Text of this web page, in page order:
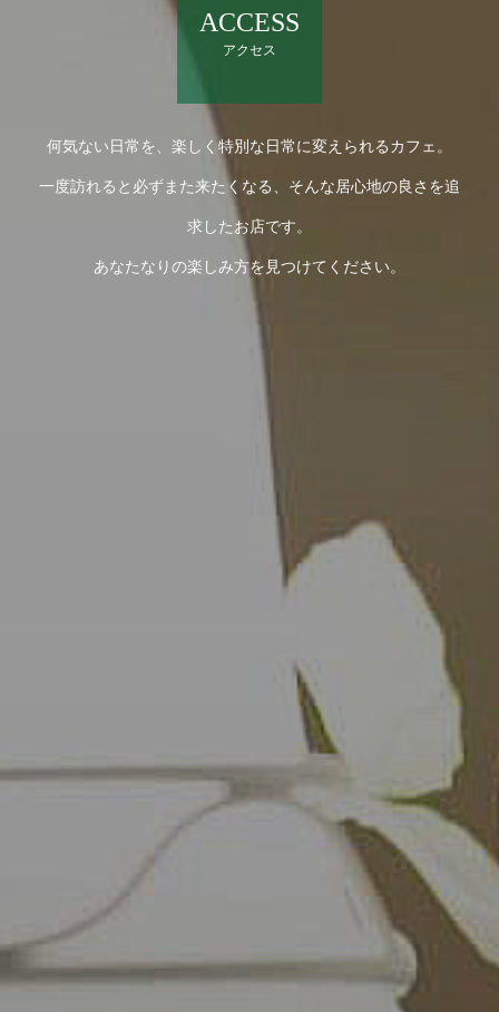
ACCESS
アクセス
何気ない日常を、楽しく特別な日常に変えられるカフェ。
一度訪れると必ずまた来たくなる、そんな居心地の良さを追
求したお店です。
あなたなりの楽しみ方を見つけてください。